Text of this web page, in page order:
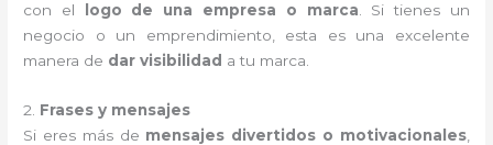
con el
logo de una empresa o marca . Si tienes un
negocio o un emprendimiento, esta es una excelente
manera de dar visibilidad a tu marca.
2. Frases y mensajes
Si eres más de mensajes divertidos o motivacionales,